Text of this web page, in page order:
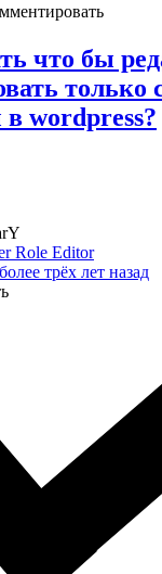
что бы
только
wordpress?
Role Editor
более трёх лет назад